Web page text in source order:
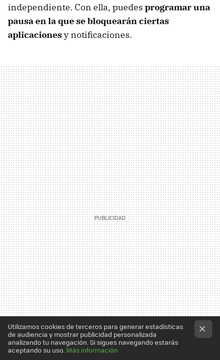
independiente. Con ella, puedes programar una
pausa en la que se bloquearán ciertas
aplicacionesy notificaciones.
Utilizamos cookies de terceros para generar estadísticas
de audiencia y mostrar publicidad personalizada
analizando tu navegación. Si sigues navegando estarás
aceptando su uso. Más información